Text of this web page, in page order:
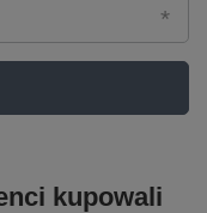
kupowali